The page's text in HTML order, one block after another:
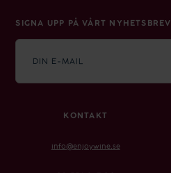
SIGNA UPP PÅ VÅRT NYHETSBREV
mail
KONTAKT
info@enjoywine.se